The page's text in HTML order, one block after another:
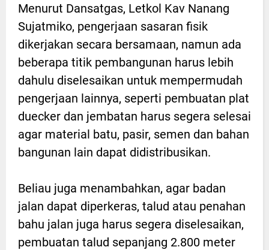
Menurut Dansatgas, Letkol Kav Nanang
Sujatmiko, pengerjaan sasaran fisik
dikerjakan secara bersamaan, namun ada
beberapa titik pembangunan harus lebih
dahulu diselesaikan untuk mempermudah
pengerjaan lainnya, seperti pembuatan plat
duecker dan jembatan harus segera selesai
agar material batu, pasir, semen dan bahan
bangunan lain dapat didistribusikan.
Beliau juga menambahkan, agar badan
jalan dapat diperkeras, talud atau penahan
bahu jalan juga harus segera diselesaikan,
pembuatan talud sepanjang 2.800 meter